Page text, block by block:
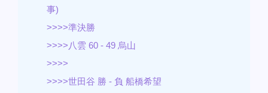
事)
>>>>準決勝
>>>>八雲 60 - 49 烏山
>>>>
>>>>世田谷 勝 - 負 船橋希望